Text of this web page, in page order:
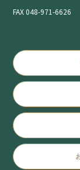
FAX 048-971-6626